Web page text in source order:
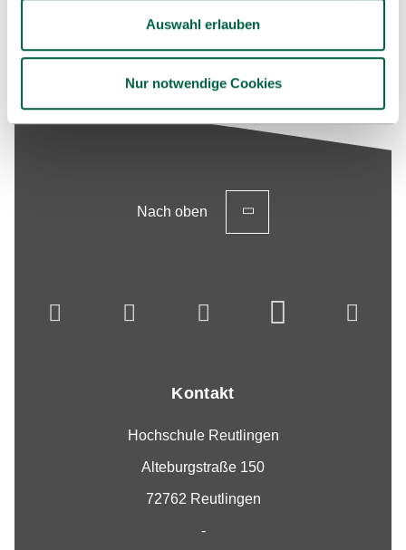
Auswahl erlauben
Nur notwendige Cookies
KNOWLEDGE FOUNDATION
Nach oben
Kontakt
Hochschule Reutlingen
Alteburgstraße 150
72762 Reutlingen
-